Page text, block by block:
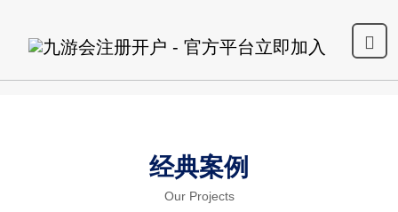
经典案例
Our Projects